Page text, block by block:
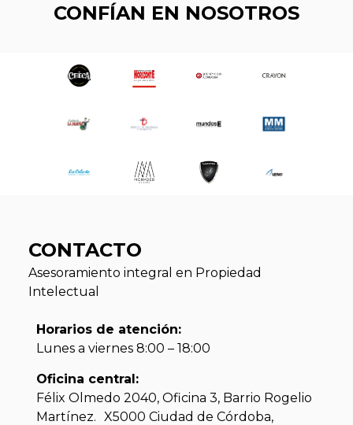
CONFÍAN EN NOSOTROS
CONTACTO
Asesoramiento integral en Propiedad
Intelectual
Horarios de atención:
Lunes a viernes 8:00 – 18:00
Oficina central:
Félix Olmedo 2040, Oficina 3, Barrio Rogelio
Martínez. X5000 Ciudad de Córdoba,